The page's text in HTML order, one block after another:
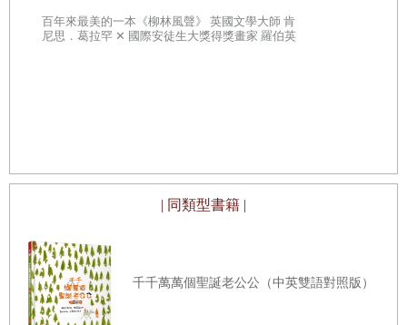
百年來最美的一本《柳林風聲》 英國文學大師 肯
尼思．葛拉罕 ✕ 國際安徒生大獎得獎畫家 羅伯英
| 同類型書籍 |
千千萬萬個聖誕老公公（中英雙語對照版）